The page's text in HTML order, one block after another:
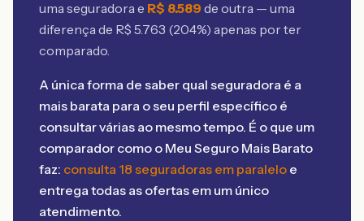
uma seguradora e R$ 8.589 de outra — uma
diferença de R$ 5.763 (204%) apenas por ter
comparado.
A única forma de saber qual seguradora é a
mais barata para o seu perfil específico é
consultar várias ao mesmo tempo. É o que um
comparador como o Meu Seguro Mais Barato
faz: consulta 18 seguradoras em paralelo e
entrega todas as ofertas em um único
atendimento.